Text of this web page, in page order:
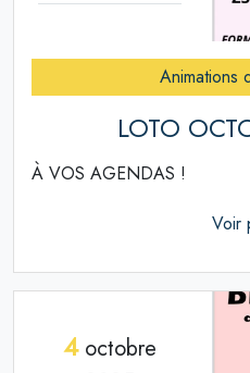
Animations
LOTO
À VOS AGENDAS !
Voir
4octobre